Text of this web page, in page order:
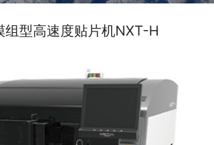
组型高速度贴片机NXT-H